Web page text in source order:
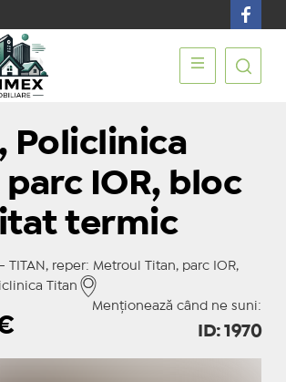
Policlinica
IOR, bloc
termic
TITAN, reper: Metroul Titan, parc IOR,
Titan
Menționează când ne suni:
ID: 1970